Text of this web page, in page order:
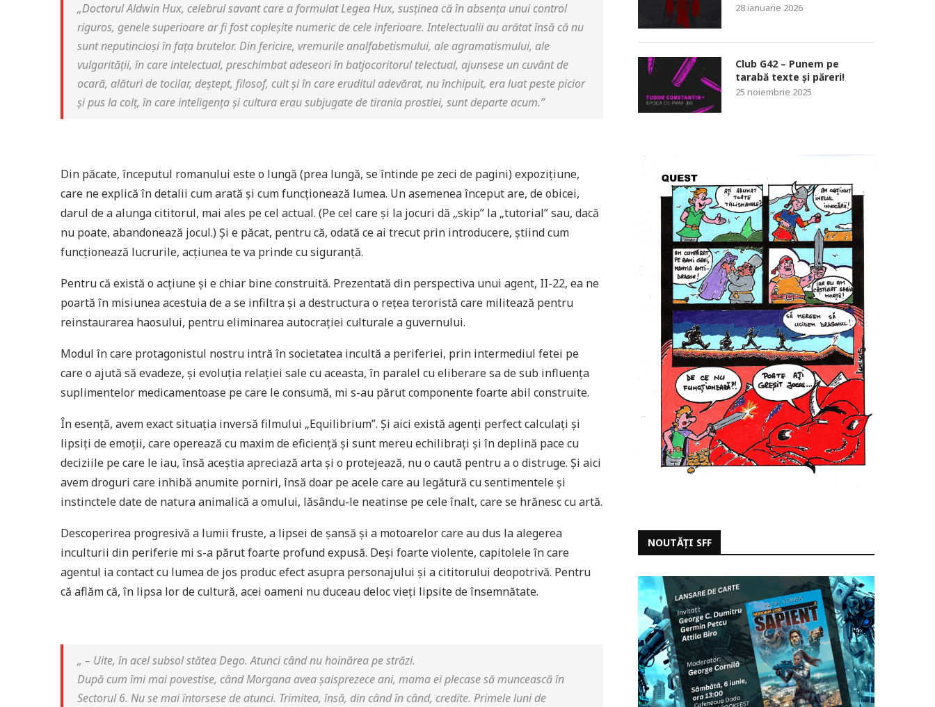
„Doctorul Aldwin Hux, celebrul savant care a formulat Legea Hux, susținea că în absența unui control
riguros, genele superioare ar fi fost copleșite numeric de cele inferioare. Intelectualii au arătat însă că nu
sunt neputincioși în fața brutelor. Din fericire, vremurile analfabetismului, ale agramatismului, ale
vulgarității, în careintelectual, preschimbat adeseori în batjocoritorultelectual, ajunsese un cuvânt de
ocară, alături de tocilar, deștept, filosof, cultși în care eruditul adevărat, nu închipuit, era luat peste picior
și pus la colț, în care inteligența și cultura erau subjugate de tirania prostiei, sunt departe acum.”
Din păcate, începutul romanului este o lungă (prea lungă, se întinde pe zeci de pagini) expozițiune,
care ne explică în detalii cum arată și cum funcționează lumea. Un asemenea început are, de obicei,
darul de a alunga cititorul, mai ales pe cel actual. (Pe cel care și la jocuri dă „skip” la „tutorial” sau, dacă
nu poate, abandonează jocul.) Și e păcat, pentru că, odată ce ai trecut prin introducere, știind cum
funcționează lucrurile, acțiunea te va prinde cu siguranță.
Pentru că există o acțiune și e chiar bine construită. Prezentată din perspectiva unui agent, II-22, ea ne
poartă în misiunea acestuia de a se infiltra și a destructura o rețea teroristă care militează pentru
reinstaurarea haosului, pentru eliminarea autocrației culturale a guvernului.
Modul în care protagonistul nostru intră în societatea incultă a periferiei, prin intermediul fetei pe
care o ajută să evadeze, și evoluția relației sale cu aceasta, în paralel cu eliberare sa de sub influența
suplimentelor medicamentoase pe care le consumă, mi s-au părut componente foarte abil construite.
În esență, avem exact situația inversă filmului „Equilibrium”. Și aici există agenți perfect calculați și
lipsiți de emoții, care operează cu maxim de eficiență și sunt mereu echilibrați și în deplină pace cu
deciziile pe care le iau, însă aceștia apreciază arta și o protejează, nu o caută pentru a o distruge. Și aici
avem droguri care inhibă anumite porniri, însă doar pe acele care au legătură cu sentimentele și
instinctele date de natura animalică a omului, lăsându-le neatinse pe cele înalt, care se hrănesc cu artă.
Descoperirea progresivă a lumii fruste, a lipsei de șansă și a motoarelor care au dus la alegerea
inculturii din periferie mi s-a părut foarte profund expusă. Deși foarte violente, capitolele în care
agentul ia contact cu lumea de jos produc efect asupra personajului și a cititorului deopotrivă. Pentru
că aflăm că, în lipsa lor de cultură, acei oameni nu duceau deloc vieți lipsite de însemnătate.
„ – Uite, în acel subsol stătea Dego. Atunci când nu hoinărea pe străzi.
După cum îmi mai povestise, când Morgana avea șaisprezece ani, mama ei plecase să muncească în
Sectorul 6. Nu se mai întorsese de atunci. Trimitea, însă, din când în când, credite. Primele luni de
28 ianuarie 2026
Club G42 – Punem pe
tarabă texte și păreri!
25 noiembrie 2025
NOUTĂȚI SFF